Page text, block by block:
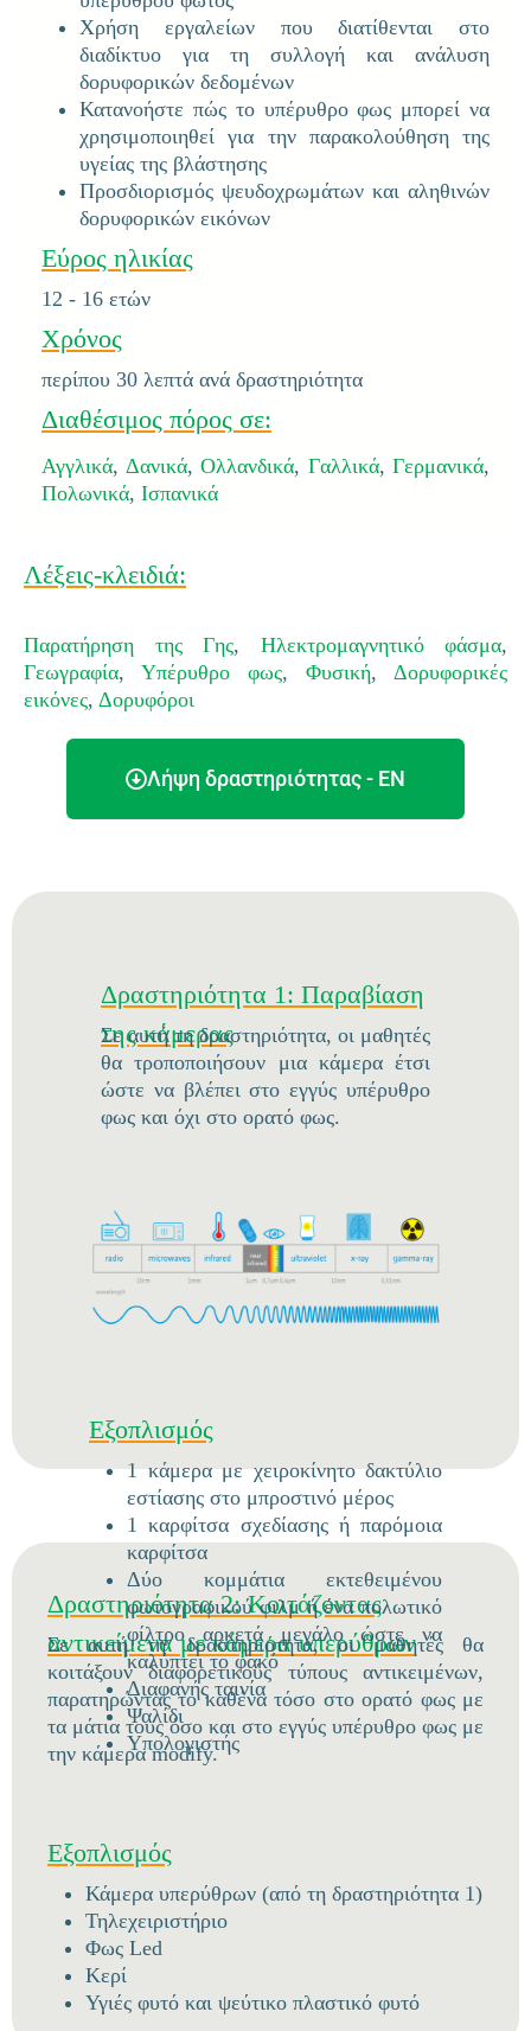
Χρήση εργαλείων που διατίθενται στο
διαδίκτυο για τη συλλογή και ανάλυση
δορυφορικών δεδομένων
Κατανοήστε πώς το υπέρυθρο φως μπορεί να
χρησιμοποιηθεί για την παρακολούθηση της
υγείας της βλάστησης
Προσδιορισμός ψευδοχρωμάτων και αληθινών
δορυφορικών εικόνων
Εύρος ηλικίας
12 - 16 ετών
Χρόνος
περίπου 30 λεπτά ανά δραστηριότητα
Διαθέσιμος πόρος σε:
Αγγλικά, Δανικά, Ολλανδικά, Γαλλικά, Γερμανικά,
Πολωνικά, Ισπανικά
Λέξεις-κλειδιά:
Παρατήρηση της Γης, Ηλεκτρομαγνητικό φάσμα,
Γεωγραφία, Υπέρυθρο φως, Φυσική, Δορυφορικές
εικόνες, Δορυφόροι
Λήψη δραστηριότητας - EN
Δραστηριότητα 1: Παραβίαση
της κάμερας
Σε αυτή τη δραστηριότητα, οι μαθητές
θα τροποποιήσουν μια κάμερα έτσι
ώστε να βλέπει στο εγγύς υπέρυθρο
φως και όχι στο ορατό φως.
Εξοπλισμός
1 κάμερα με χειροκίνητο δακτύλιο
εστίασης στο μπροστινό μέρος
1 καρφίτσα σχεδίασης ή παρόμοια
καρφίτσα
Δύο κομμάτια εκτεθειμένου
φωτογραφικού φιλμ ή ένα πολωτικό
φίλτρο αρκετά μεγάλο ώστε να
καλύπτει το φακό
Διαφανής ταινία
Ψαλίδι
Υπολογιστής
Δραστηριότητα 2: Κοιτάζοντας
αντικείμενα με κάμερα υπερύθρων
Σε αυτή τη δραστηριότητα, οι μαθητές θα
κοιτάξουν διαφορετικούς τύπους αντικειμένων,
παρατηρώντας το καθένα τόσο στο ορατό φως με
τα μάτια τους όσο και στο εγγύς υπέρυθρο φως με
την κάμερα modify.
Εξοπλισμός
Κάμερα υπερύθρων (από τη δραστηριότητα 1)
Τηλεχειριστήριο
Φως Led
Κερί
Υγιές φυτό και ψεύτικο πλαστικό φυτό